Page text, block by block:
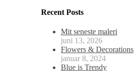
Recent Posts
Mit seneste maleri
juni 13, 2026
Flowers & Decorations
januar 8, 2024
Blue is Trendy